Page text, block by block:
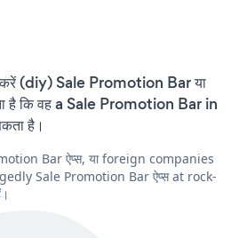
(diy) Sale Promotion Bar या
है कि वह a Sale Promotion Bar in
है।
Bar ऐप्स, या foreign companies
Sale Promotion Bar ऐप्स at rock-